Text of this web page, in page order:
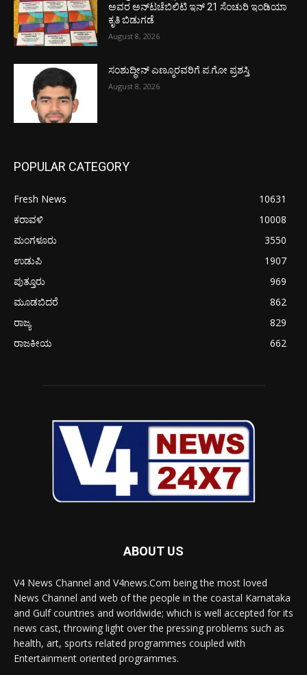
ಅವರ ಅನ್‌ಟಚೆಬಿಲಿಟಿ ಇನ್ 21 ಸೆಂಚುರಿ ಇಂಡಿಯಾ
ಕೃತಿ ಬಿಡುಗಡೆ
August 8, 2026
ಸಂಶುದ್ಧೀನ್ ಎಣ್ಮೂರವರಿಗೆ ಪ.ಗೋ ಪ್ರಶಸ್ತಿ
August 8, 2026
POPULAR CATEGORY
Fresh News
10631
ಕರಾವಳಿ
10008
ಮಂಗಳೂರು
3550
ಉಡುಪಿ
1907
ಪುತ್ತೂರು
969
ಮೂಡಬಿದರೆ
862
ರಾಜ್ಯ
829
ರಾಜಕೀಯ
662
ABOUT US
V4 News Channel and V4news.Com being the most loved
News Channel and web of the people in the coastal Karnataka
and Gulf countries and worldwide; which is well accepted for its
news cast, throwing light over the pressing problems such as
health, art, sports related programmes coupled with
Entertainment oriented programmes.